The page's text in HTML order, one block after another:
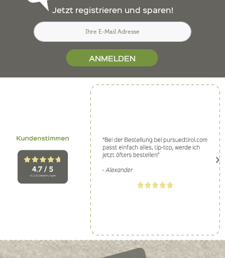
Jetzt registrieren und sparen!
ANMELDEN